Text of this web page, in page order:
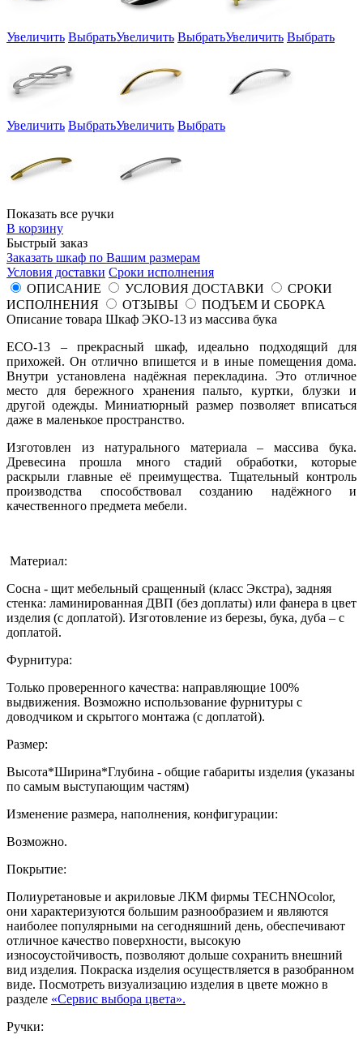
Увеличить ВыбратьУвеличить ВыбратьУвеличить Выбрать
Увеличить ВыбратьУвеличить Выбрать
Показать все ручки
В корзину
Быстрый заказ
Заказать шкаф по Вашим размерам
Условия доставки Сроки исполнения
ОПИСАНИЕ
УСЛОВИЯ ДОСТАВКИ
СРОКИ
ИСПОЛНЕНИЯ
ОТЗЫВЫ
ПОДЪЕМ И СБОРКА
Описание товара Шкаф ЭКО-13 из массива бука
ECO-13 – прекрасный шкаф, идеально подходящий для
прихожей. Он отлично впишется и в иные помещения дома.
Внутри установлена надёжная перекладина. Это отличное
место для бережного хранения пальто, куртки, блузки и
другой одежды. Миниатюрный размер позволяет вписаться
даже в маленькое пространство.
Изготовлен из натурального материала – массива бука.
Древесина прошла много стадий обработки, которые
раскрыли главные её преимущества. Тщательный контроль
производства способствовал созданию надёжного и
качественного предмета мебели.
Материал:
Сосна - щит мебельный сращенный (класс Экстра), задняя
стенка: ламинированная ДВП (без доплаты) или фанера в цвет
изделия (с доплатой). Изготовление из березы, бука, дуба – с
доплатой.
Фурнитура:
Только проверенного качества: направляющие 100%
выдвижения. Возможно использование фурнитуры с
доводчиком и скрытого монтажа (с доплатой).
Размер:
Высота*Ширина*Глубина - общие габариты изделия (указаны
по самым выступающим частям)
Изменение размера, наполнения, конфигурации:
Возможно.
Покрытие:
Полиуретановые и акриловые ЛКМ фирмы TECHNOcolor,
они характеризуются большим разнообразием и являются
наиболее популярными на сегодняшний день, обеспечивают
отличное качество поверхности, высокую
износоустойчивость, позволяют дольше сохранить внешний
вид изделия. Покраска изделия осуществляется в разобранном
виде. Посмотреть визуализацию изделия в цвете можно в
разделе «Сервис выбора цвета».
Ручки: